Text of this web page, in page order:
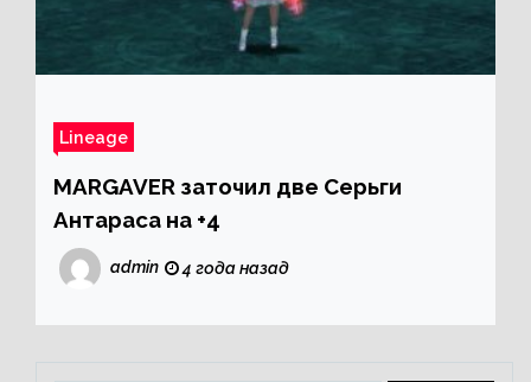
Lineage
MARGAVER заточил две Серьги
Антараса на +4
admin 4 года назад